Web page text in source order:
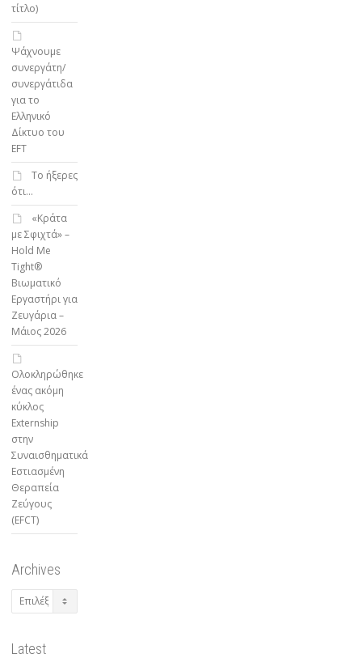
τίτλο)
Ψάχνουμε
συνεργάτη/
συνεργάτιδα
για το
Ελληνικό
Δίκτυο του
EFT
To ήξερες
ότι…
«Κράτα
με Σφιχτά» –
Hold Me
Tight®
Βιωματικό
Εργαστήρι για
Ζευγάρια –
Μάιος 2026
Ολοκληρώθηκε
ένας ακόμη
κύκλος
Externship
στην
Συναισθηματικά
Εστιασμένη
Θεραπεία
Ζεύγους
(EFCT)
Archives
Archives
Latest